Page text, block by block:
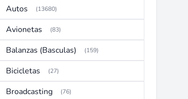
Autos (13680)
Avionetas (83)
Balanzas (Basculas) (159)
Bicicletas (27)
Broadcasting (76)